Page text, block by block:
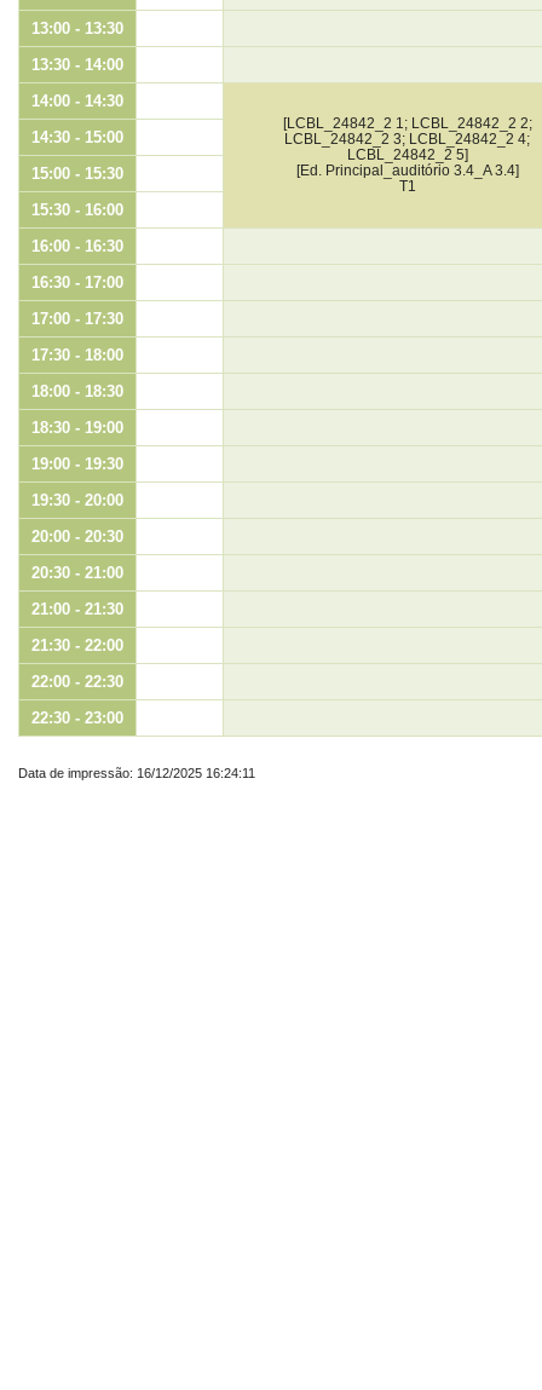
13:00 - 13:30
13:30 - 14:00
14:00 - 14:30
[LCBL_24842_2 1; LCBL_24842_2 2;
LCBL_24842_2 3; LCBL_24842_2 4;
LCBL_24842_2 5]
[Ed. Principal_auditório 3.4_A 3.4]
T1
14:30 - 15:00
15:00 - 15:30
15:30 - 16:00
16:00 - 16:30
16:30 - 17:00
17:00 - 17:30
17:30 - 18:00
18:00 - 18:30
18:30 - 19:00
19:00 - 19:30
19:30 - 20:00
20:00 - 20:30
20:30 - 21:00
21:00 - 21:30
21:30 - 22:00
22:00 - 22:30
22:30 - 23:00
Data de impressão: 16/12/2025 16:24:11